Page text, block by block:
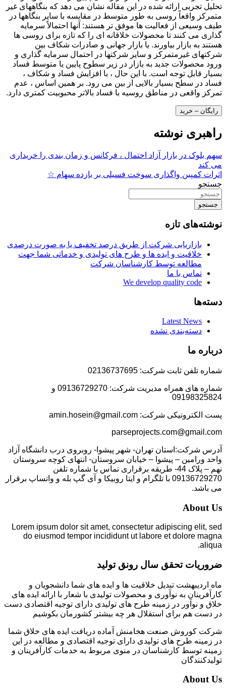
تحلیل تجربی ارائه شده در این مقاله نشان می دهد که بنگاههای غیر
متمرکز واقعاً روسی به طور متوسط ​​در مقایسه با سایر بنگاهها در
طیف وسیعی از فعالیت ها موفق تر هستند: آنها احتمالاً سرمایه
گذاری می کنند تا محصولات خلاقانه ای را که تازه برای روسی ها
هستند به بازار بیاورند. یا بازار جهانی و صادرات شکاف بین
شرکتهای غیرمتمرکز و سایر شرکتها در احتمال سرمایه گذاری و
ورود محصولات جدید به بازار در زیر سطوح پایین یا متوسط ​​فساد
بسیار قابل توجه است. با این حال ، با افزایش فساد و شکاف ،
فساد در سطح بسیار بالایی از بین می رود. بر همین اساس ، عدم
تمرکز واقعی در مناطق روسیه با فساد بالاتر محبوبیت کمتری دارد.
رایگان – خرید
راهبری نوشته
سهم بلوک در بازار آزاد احتمال ، فرکانس و زمان بندی را خریداری
می کند
اثرات کمپین واگذاری سوخت فسیلی بر بازده سهام ☆
جستجو
جستجو
نوشته‌های تازه
بازاریابی شرکت از طریق درصد تخفیف یا به صورت درصدی
خلاقیت و ایده ها و طرح های تولیدی و خدماتی شما جهت
مطالعه توسط کارشناسان شرکت
تماس با ما
We develop quality code
دسته‌ها
Latest News
دسته‌بندی نشده
درباره ما
شماره تلفن ثابت شرکت: 02136737695
شماره های همراه مدیریت شرکت: 09136729270 و
09198325824
پست الکترونیکی شرکت: amin.hosein@gmail.com
parseprojects.com@gmail.com
آدرس شرکت:استان تهران- شهر پیشوا- روبروی درب دانشگاه آزاد
واحد ورامین – پیشوا – خیابان سروستان- انتهای کوچه سروستان
نهم – پلاک 44- طریقه برقراری تماس با شماره تلفن
09136729270 با تلگرام و ایتا روبیکا و آی گپ بله و واتساپ برقرار
می باشد.
About Us
Lorem ipsum dolor sit amet, consectetur adipiscing elit, sed
do eiusmod tempor incididunt ut labore et dolore magna
aliqua.
ضروریات تحقق سال رونق تولید
ماه اردیبهشت تبدیل خلاقیت ها و ایده های شما دانشجویان و
کارآفرینان به نوآوری و محصولات تولیدی با شعار با ارائه ایده های
خلاق و نوآور در زمینه طرح های تولیدی دارای توجیه اقتصادی دست
در دست هم برای استقلال هر چه بیشتر کشورمان بکوشیم
شرکت کوروش صنعت هخامنش آماده دریافت ایده های خلاق شما
در زمینه طرح های تولیدی دارای توجیه اقتصادی و مطالعه در این
زمینه توسط کارشناسان در منوی مربوط به خدمات کارآفرینان و
تولیدکنندگان
About Us